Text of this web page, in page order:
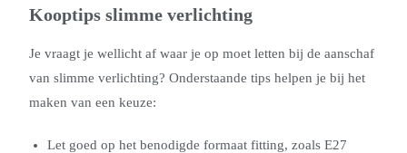
Kooptips slimme verlichting
Je vraagt je wellicht af waar je op moet letten bij de aanschaf
van slimme verlichting? Onderstaande tips helpen je bij het
maken van een keuze:
Let goed op het benodigde formaat fitting, zoals E27